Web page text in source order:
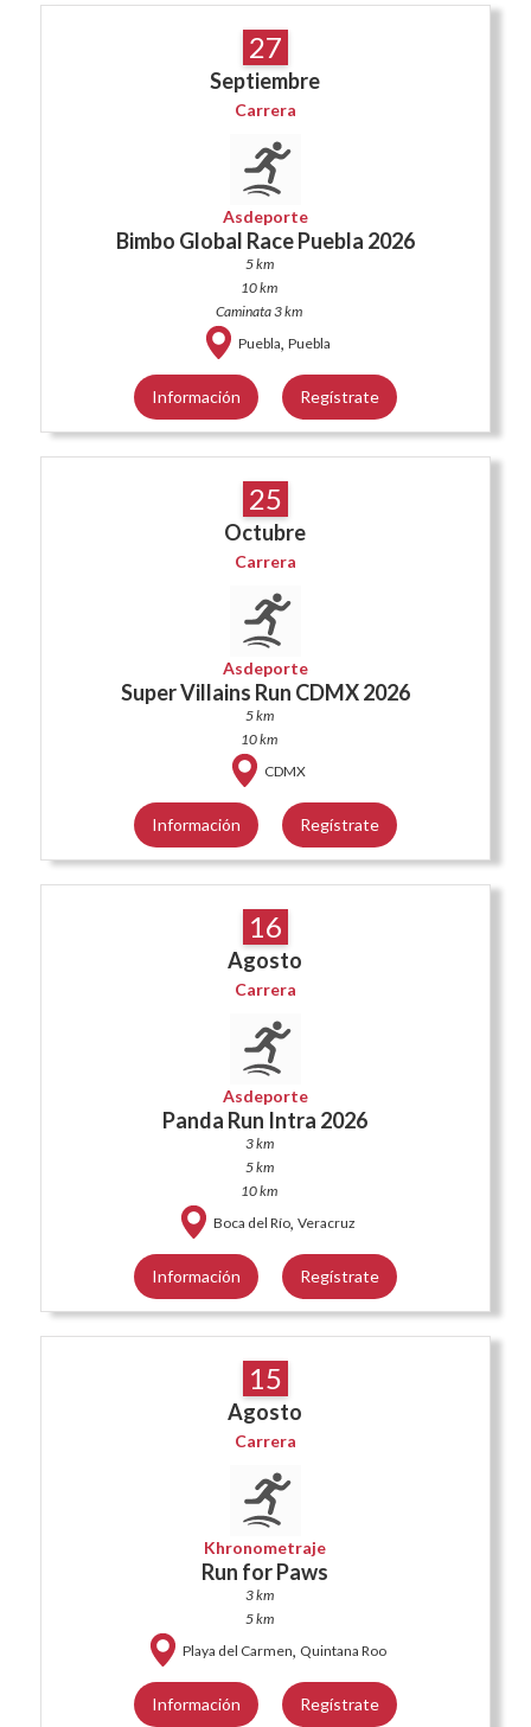
27
Septiembre
Carrera
Asdeporte
Bimbo Global Race Puebla 2026
5 km
10 km
Caminata 3 km
Puebla, Puebla
Información Regístrate
25
Octubre
Carrera
Asdeporte
Super Villains Run CDMX 2026
5 km
10 km
CDMX
Información Regístrate
16
Agosto
Carrera
Asdeporte
Panda Run Intra 2026
3 km
5 km
10 km
Boca del Río, Veracruz
Información Regístrate
15
Agosto
Carrera
Khronometraje
Run for Paws
3 km
5 km
Playa del Carmen, Quintana Roo
Información Regístrate